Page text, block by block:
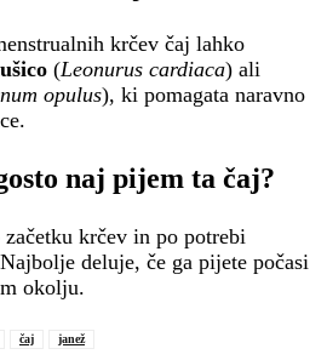
krčev čaj lahko
(Leonurus cardiaca) ali
opulus), ki pomagata naravno
naj pijem ta čaj?
krčev in po potrebi
deluje, če ga pijete počasi
okolju.
čaj janež